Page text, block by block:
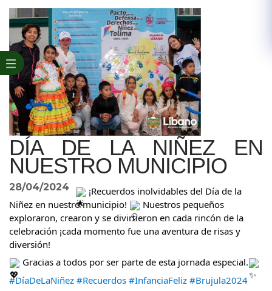
DÍA DE LA NIÑEZ EN
NUESTRO MUNICIPIO
28/04/2024
¡Recuerdos inolvidables del Día de la
Niñez en nuestro municipio!
Nuestros pequeños
exploraron, crearon y se divirtieron en cada rincón de la
celebración ¡cada momento fue una aventura de risas y
diversión!
Gracias a todos por ser parte de esta jornada especial.
#DíaDeLaNiñez #Recuerdos #InfanciaFeliz #Brujula2024